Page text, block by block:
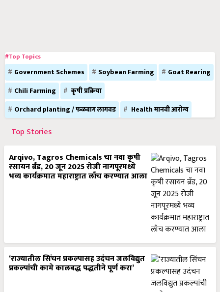
#Top Topics
Government Schemes Soybean Farming
Goat Rearing
Chili Farming
कृषी प्रक्रिया
Orchard planting / फळबाग लागवड
Health मानवी आरोग्य
Top Stories
Arqivo, Tagros Chemicals चा नवा कृषी
रसायन ब्रँड, 20 जून 2025 रोजी नागपूरमध्ये
भव्य कार्यक्रमात महाराष्ट्रात लाँच करण्यात आला
‘राज्यातील सिंचन प्रकल्पासह उदंचन जलविद्युत
प्रकल्पांची कामे कालबद्ध पद्धतीने पूर्ण करा’